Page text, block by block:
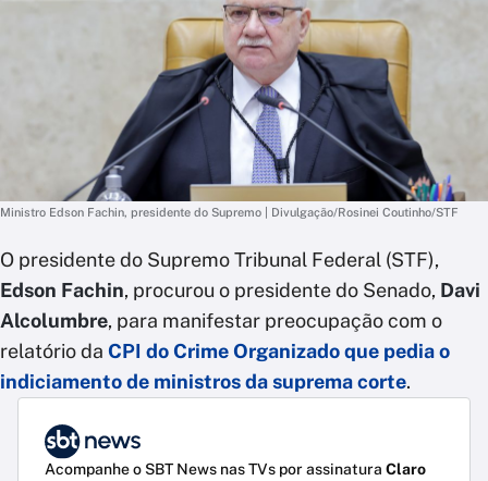
Ministro Edson Fachin, presidente do Supremo | Divulgação/Rosinei Coutinho/STF
O presidente do Supremo Tribunal Federal (STF),
Edson Fachin, procurou o presidente do Senado, Davi
Alcolumbre, para manifestar preocupação com o
relatório da CPI do Crime Organizadoque pedia o
indiciamento de ministros da suprema corte.
Acompanhe o SBT News nas TVs por assinatura Claro